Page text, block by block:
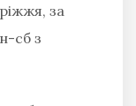
за
сб з